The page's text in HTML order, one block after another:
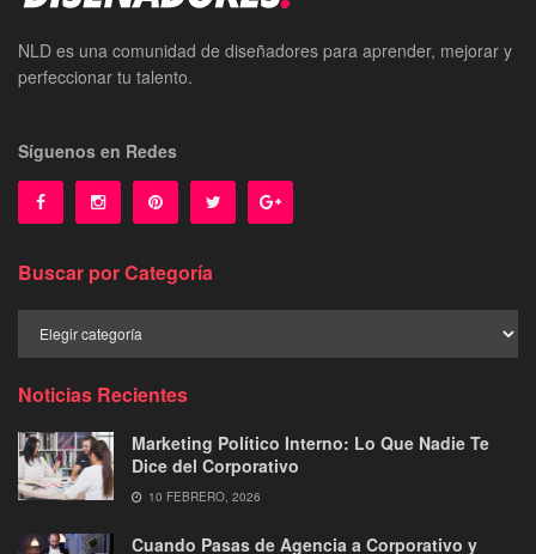
NLD es una comunidad de diseñadores para aprender, mejorar y
perfeccionar tu talento.
Síguenos en Redes
Buscar por Categoría
por
Noticias Recientes
Marketing Político Interno: Lo Que Nadie Te
Dice del Corporativo
10 FEBRERO, 2026
Cuando Pasas de Agencia a Corporativo y